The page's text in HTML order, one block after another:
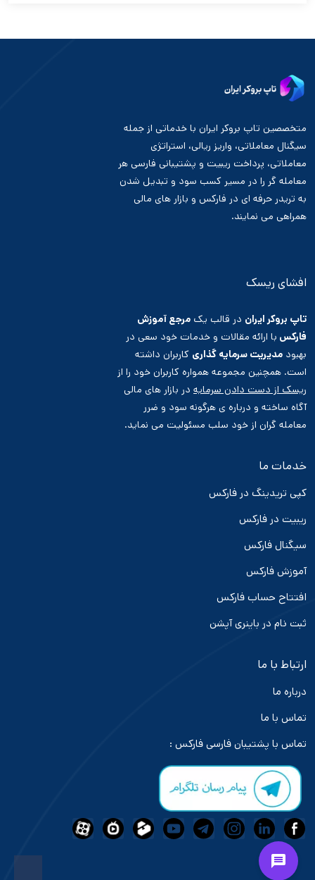
متخصصین تاپ بروکر ایران با خدماتی از جمله
سیگنال معاملاتی، واریز ریالی، استراتژی
معاملاتی، پرداخت ریبیت و پشتیبانی فارسی هر
معامله گر را در مسیر کسب سود و تبدیل شدن
به تریدر حرفه ای در فارکس و بازار های مالی
همراهی می نمایند.
افشای ریسک
تاپ بروکر ایران در قالب یک مرجع آموزش
فارکس با ارائه مقالات و خدمات خود سعی در
بهبود مدیریت سرمایه گذاری کاربران داشته
است. همچنین مجموعه همواره کاربران خود را از
ریسک از دست دادن سرمایه در بازار های مالی
آگاه ساخته و درباره ی هرگونه سود و ضرر
معامله گران از خود سلب مسئولیت می نماید.
خدمات ما
کپی تریدینگ در فارکس
ریبیت در فارکس
سیگنال فارکس
آموزش فارکس
افتتاح حساب فارکس
ثبت نام در باینری آپشن
ارتباط با ما
درباره ما
تماس با ما
تماس با پشتیبان فارسی فارکس :